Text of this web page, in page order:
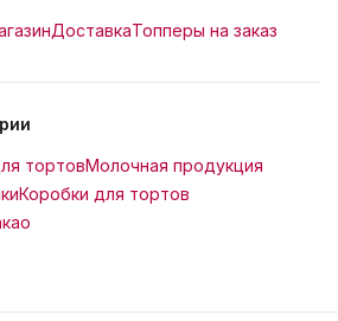
ДоставкаТопперы на заказ
тортовМолочная продукция
Коробки для тортов